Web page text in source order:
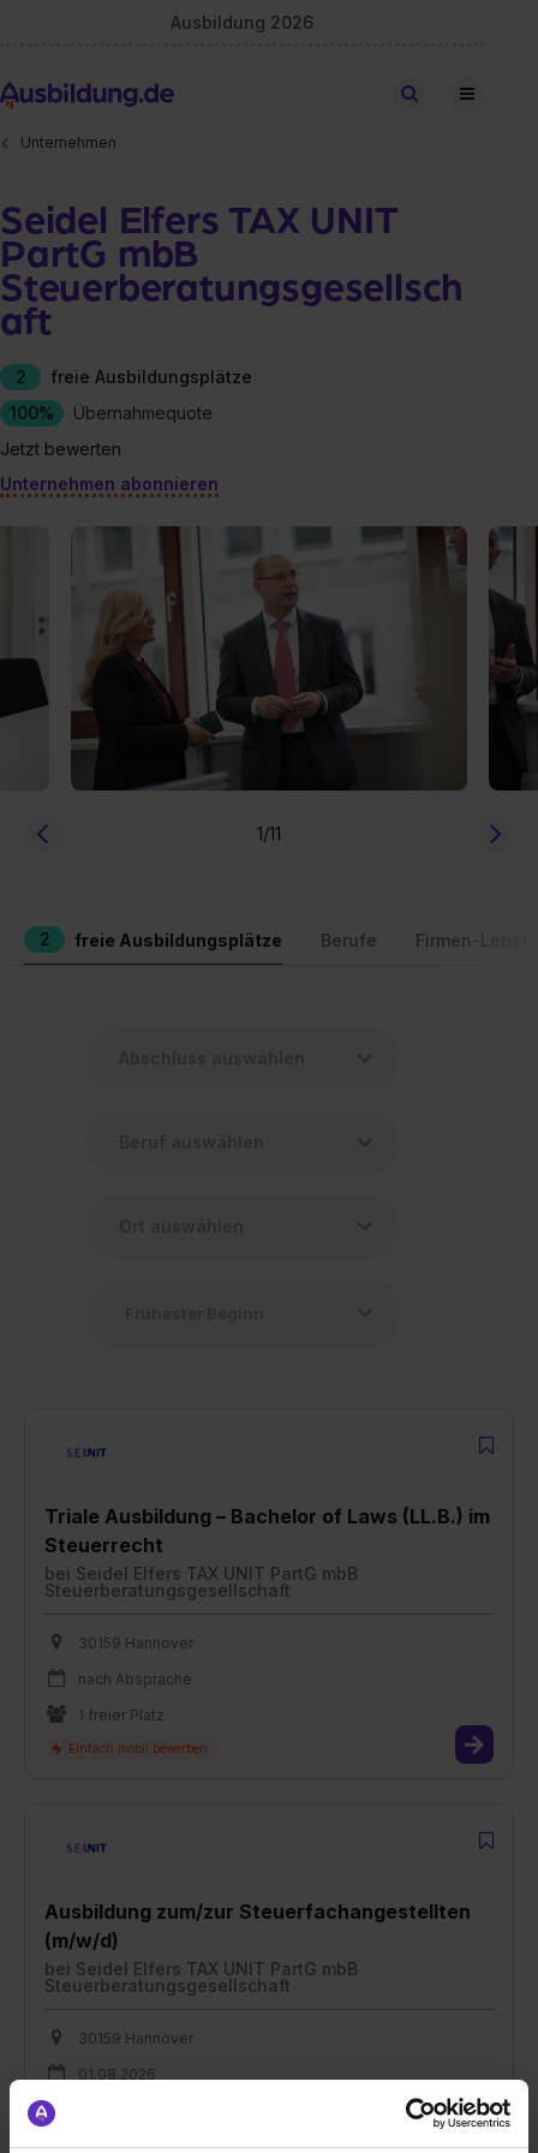
Ausbildung 2026
Stellen finden
Unternehmen
Seidel Elfers TAX UNIT
PartG mbB
Steuerberatungsgesellsch
aft
2
freie Ausbildungsplätze
100%
Übernahmequote
Jetzt bewerten
Unternehmen abonnieren
1/11
2 freie Ausbildungsplätze Berufe Firmen-
Triale Ausbildung – Bachelor of Laws (LL.B.) im
Steuerrecht
bei Seidel Elfers TAX UNIT PartG mbB
Steuerberatungsgesellschaft
30159 Hannover
nach Absprache
1 freier Platz
Ausbildung zum/zur Steuerfachangestellten
(m/w/d)
bei Seidel Elfers TAX UNIT PartG mbB
Steuerberatungsgesellschaft
30159 Hannover
01.08.2026